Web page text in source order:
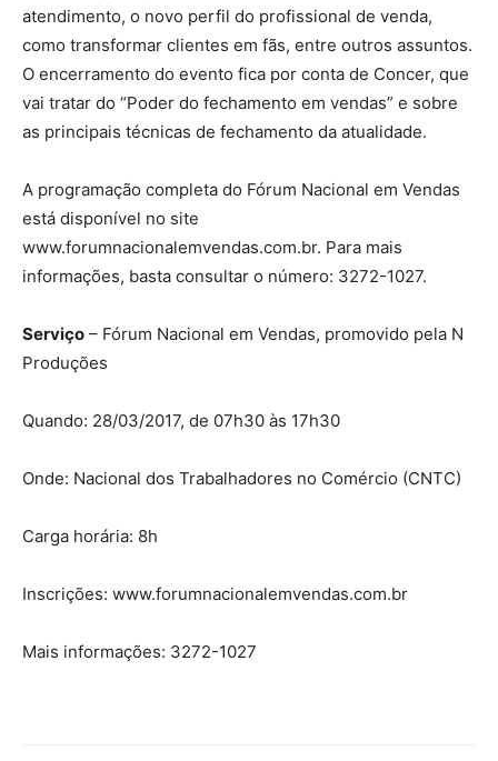
atendimento, o novo perfil do profissional de venda,
como transformar clientes em fãs, entre outros assuntos.
O encerramento do evento fica por conta de Concer, que
vai tratar do “Poder do fechamento em vendas” e sobre
as principais técnicas de fechamento da atualidade.
A programação completa do Fórum Nacional em Vendas
está disponível no site
www.forumnacionalemvendas.com.br. Para mais
informações, basta consultar o número: 3272-1027.
Serviço – Fórum Nacional em Vendas, promovido pela N
Produções
Quando: 28/03/2017, de 07h30 às 17h30
Onde: Nacional dos Trabalhadores no Comércio (CNTC)
Carga horária: 8h
Inscrições: www.forumnacionalemvendas.com.br
Mais informações: 3272-1027